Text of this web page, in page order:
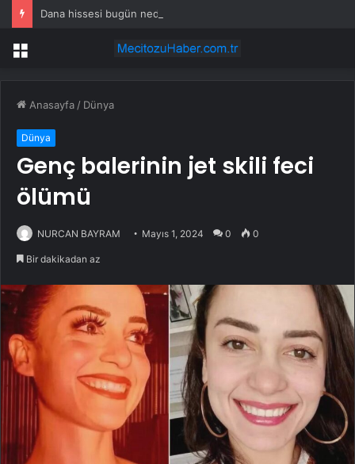
Dana hissesi bugün neden yükseliyor?
Menü
Anasayfa / Dünya
Dünya
Genç balerinin jet skili feci
ölümü
NURCAN BAYRAM Mayıs 1, 2024 0 0
Bir dakikadan az